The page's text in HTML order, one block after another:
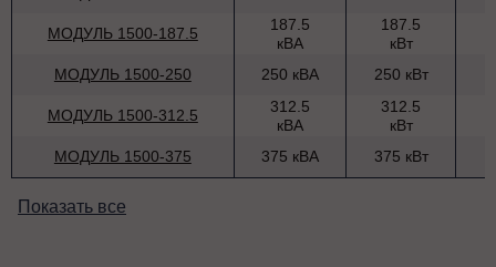
МОДУЛЬ 1500-187.5
187.5
кВА
187.5
кВт
МОДУЛЬ 1500-250
250 кВА 250 кВт
МОДУЛЬ 1500-312.5
312.5
кВА
312.5
кВт
МОДУЛЬ 1500-375
375 кВА 375 кВт
Показать все